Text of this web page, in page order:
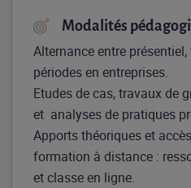
Modalités
Alternance entre
périodes en entreprises.
Etudes de cas, travaux de
et analyses de pratiques
Apports théoriques et
formation à distance :
et classe en ligne.